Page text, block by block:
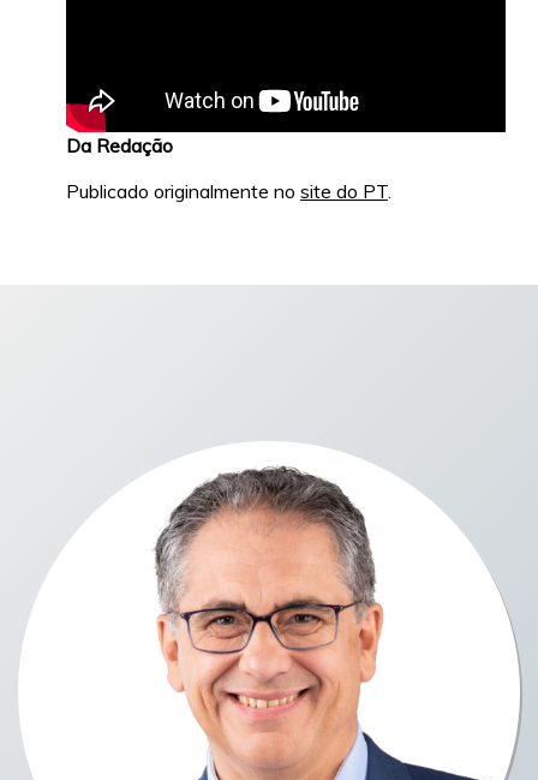
Da Redação
Publicado originalmente no site do PT